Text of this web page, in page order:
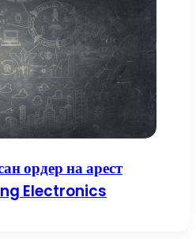
ордер на арест
Electronics